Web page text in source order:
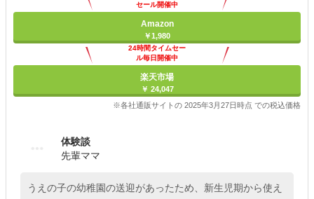
セール開催中
Amazon
￥1,980
24時間タイムセー
ル毎日開催中
楽天市場
￥ 24,047
※各社通販サイトの 2025年3月27日時点 での税込価格
体験談
先輩ママ
うえの子の幼稚園の送迎があったため、新生児期から使え